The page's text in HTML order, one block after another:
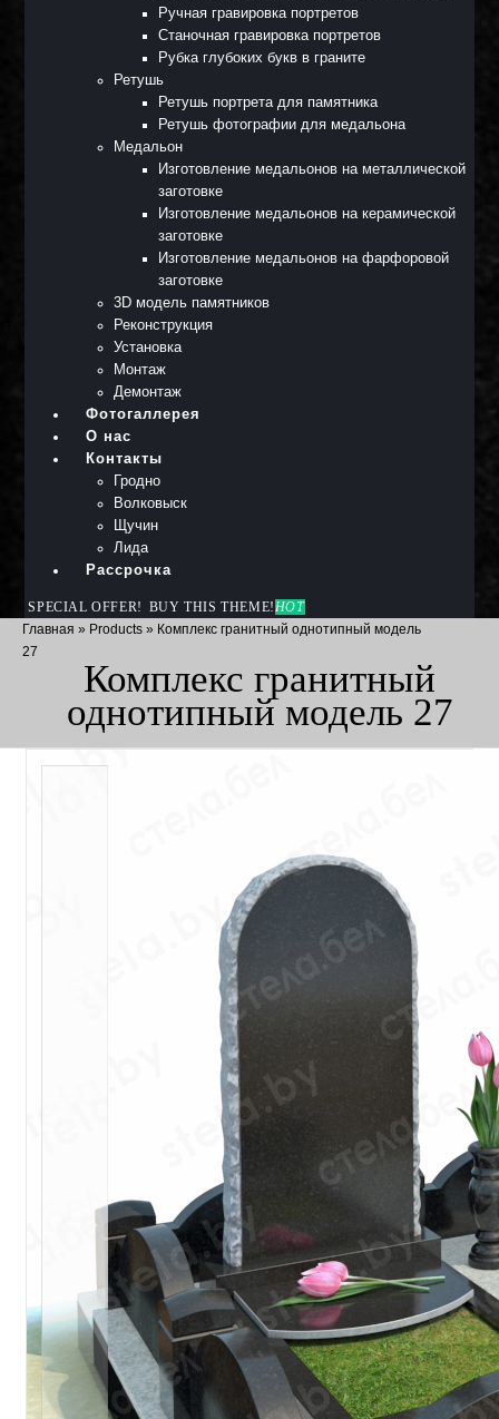
Ручная гравировка портретов
Станочная гравировка портретов
Рубка глубоких букв в граните
Ретушь
Ретушь портрета для памятника
Ретушь фотографии для медальона
Медальон
Изготовление медальонов на металлической
заготовке
Изготовление медальонов на керамической
заготовке
Изготовление медальонов на фарфоровой
заготовке
3D модель памятников
Реконструкция
Установка
Монтаж
Демонтаж
Фотогаллерея
О нас
Контакты
Гродно
Волковыск
Щучин
Лида
Рассрочка
SPECIAL OFFER! BUY THIS THEME!HOT
Главная » Products » Комплекс гранитный однотипный модель
27
Комплекс гранитный
однотипный модель 27